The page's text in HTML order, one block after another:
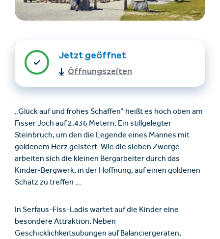
Jetzt geöffnet
Öffnungszeiten
„Glück auf und frohes Schaffen“ heißt es hoch oben am
Fisser Joch auf 2.436 Metern. Ein stillgelegter
Steinbruch, um den die Legende eines Mannes mit
goldenem Herz geistert. Wie die sieben Zwerge
arbeiten sich die kleinen Bergarbeiter durch das
Kinder-Bergwerk, in der Hoffnung, auf einen goldenen
Schatz zu treffen …
In Serfaus-Fiss-Ladis wartet auf die Kinder eine
besondere Attraktion: Neben
Geschicklichkeitsübungen auf Balanciergeräten,